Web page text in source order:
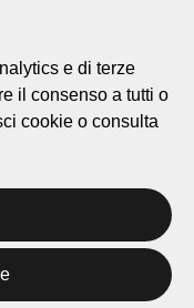
e di terze
il consenso a tutti o
cookie o consulta